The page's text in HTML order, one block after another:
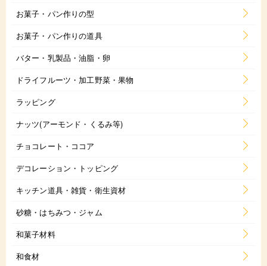
お菓子・パン作りの型
お菓子・パン作りの道具
バター・乳製品・油脂・卵
ドライフルーツ・加工野菜・果物
ラッピング
ナッツ(アーモンド・くるみ等)
チョコレート・ココア
デコレーション・トッピング
キッチン道具・雑貨・衛生資材
砂糖・はちみつ・ジャム
和菓子材料
和食材